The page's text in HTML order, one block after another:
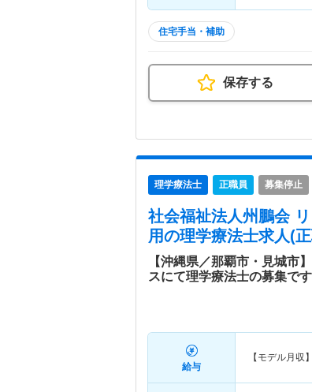
住宅手当・補助
保存する
理学療法士 正職員 募集停止
社会福祉法人州鵬会
用の理学療法士求人(
【沖縄県／那覇市・見城市
スにて理学療法士の募集です
給与
【モデル月収】